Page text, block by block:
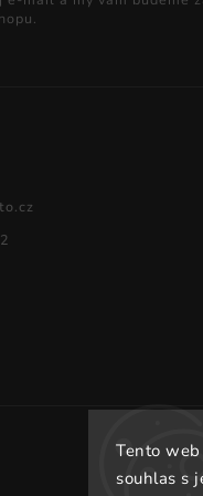
Tento
souhlas s